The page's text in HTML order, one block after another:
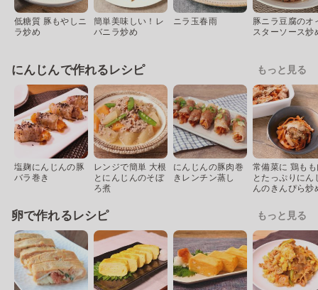
低糖質 豚もやしニ
ラ炒め
簡単美味しい！レ
バニラ炒め
ニラ玉春雨
豚ニラ豆腐のオ
スターソース炒
にんじんで作れるレシピ もっと見る
塩麹にんじんの豚
バラ巻き
レンジで簡単 大根
とにんじんのそぼ
ろ煮
にんじんの豚肉巻
きレンチン蒸し
常備菜に 鶏も
とたっぷりにん
んのきんぴら炒
卵で作れるレシピ もっと見る